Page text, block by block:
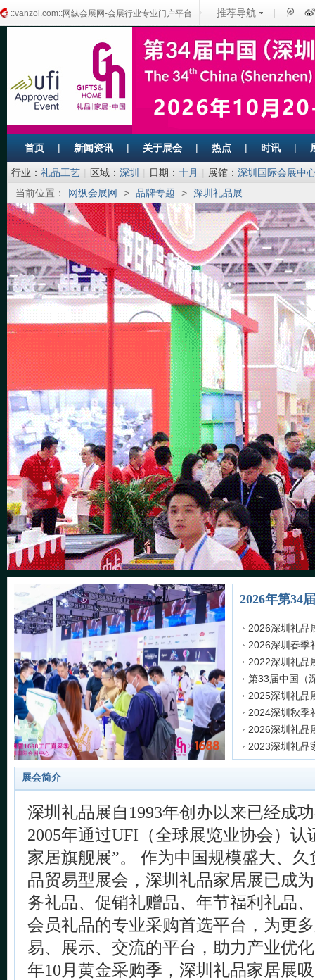
::vanzol.com::网纵会展网-会展行业专业门户平台 推荐导航 |
首页 | 新闻资讯 | 关于展会 | 热点 | 时讯 |
行业： 礼品工艺 | 区域： 深圳 | 日期： 十月 | 展馆： 深圳国际会展中
限公司
当前位置： 网纵会展网 > 品牌专题 > 深圳礼品展
发表时间
发表时间
发表时间
发表时间
发表时间
发表时间
发表时间
展会简介
深圳礼品展自1993年创办以来已经成
2005年通过UFI（全球展览业协会）认
家居旗舰展”。 作为中国规模盛大、
品贸易型展会，深圳礼品家居展已成
务礼品、促销礼赠品、年节福利礼品
会员礼品的专业采购首选平台，为更
易、展示、交流的平台，助力产业优
年10月黄金采购季，深圳礼品家居展